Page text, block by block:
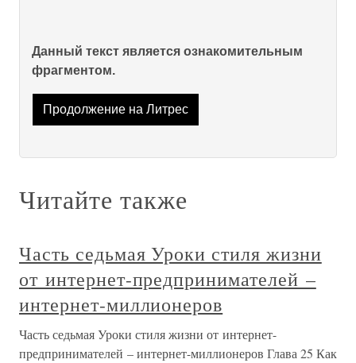
Данный текст является ознакомительным
фрагментом.
Продолжение на Литрес
Читайте также
Часть седьмая Уроки стиля жизни
от интернет-предпринимателей –
интернет-миллионеров
Часть седьмая Уроки стиля жизни от интернет-
предпринимателей – интернет-миллионеров Глава 25 Как